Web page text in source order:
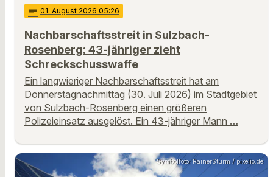
notes 01. August 2026 05:26
Nachbarschaftsstreit in Sulzbach-
Rosenberg: 43-jähriger zieht
Schreckschusswaffe
Ein langwieriger Nachbarschaftsstreit hat am
Donnerstagnachmittag (30. Juli 2026) im Stadtgebiet
von Sulzbach-Rosenberg einen größeren
Polizeieinsatz ausgelöst. Ein 43-jähriger Mann …
Symbolfoto: RainerSturm / pixelio.de